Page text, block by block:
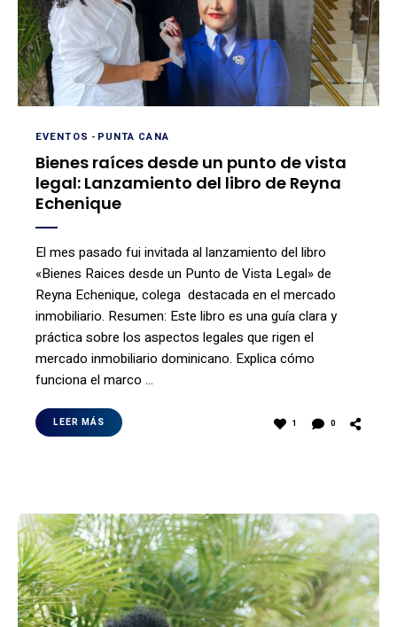
EVENTOS - PUNTA CANA
Bienes raíces desde un punto de vista
legal: Lanzamiento del libro de Reyna
Echenique
El mes pasado fui invitada al lanzamiento del libro
«Bienes Raices desde un Punto de Vista Legal» de
Reyna Echenique, colega destacada en el mercado
inmobiliario. Resumen: Este libro es una guía clara y
práctica sobre los aspectos legales que rigen el
mercado inmobiliario dominicano. Explica cómo
funciona el marco …
LEER MÁS 1 0